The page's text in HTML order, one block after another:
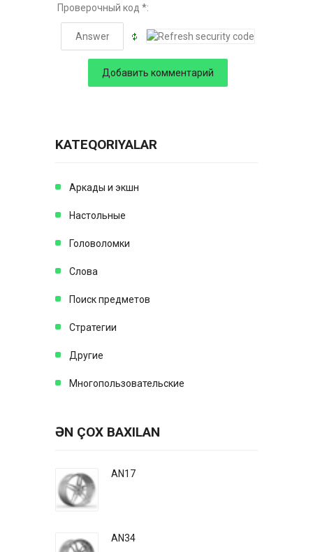
Проверочный код *:
KATEQORIYALAR
Аркады и экшн
Настольные
Головоломки
Слова
Поиск предметов
Стратегии
Другие
Многопользовательские
ƏN ÇOX BAXILAN
AN17
AN34